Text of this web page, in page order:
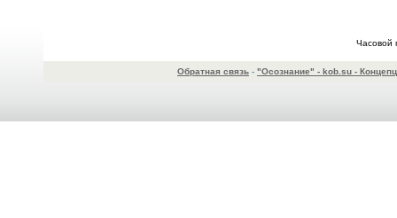
Часовой
Обратная связь - "Осознание" - kob.su -